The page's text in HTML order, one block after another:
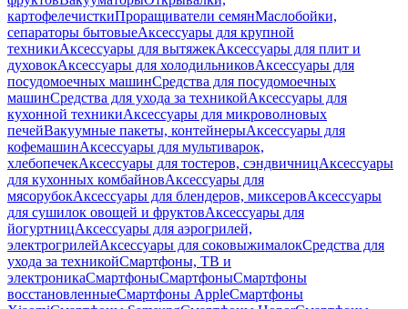
картофелечисткиПроращиватели семянМаслобойки,
сепараторы бытовыеАксессуары для крупной
техникиАксессуары для вытяжекАксессуары для плит и
духовокАксессуары для холодильниковАксессуары для
посудомоечных машинСредства для посудомоечных
машинСредства для ухода за техникойАксессуары для
кухонной техникиАксессуары для микроволновых
печейВакуумные пакеты, контейнерыАксессуары для
кофемашинАксессуары для мультиварок,
хлебопечекАксессуары для тостеров, сэндвичницАксессуары
для кухонных комбайновАксессуары для
мясорубокАксессуары для блендеров, миксеровАксессуары
для сушилок овощей и фруктовАксессуары для
йогуртницАксессуары для аэрогрилей,
электрогрилейАксессуары для соковыжималокСредства для
ухода за техникойСмартфоны, ТВ и
электроникаСмартфоныСмартфоныСмартфоны
восстановленныеСмартфоны AppleСмартфоны